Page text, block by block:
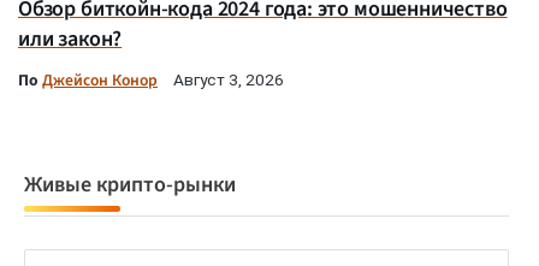
Обзор биткойн-кода 2024 года: это мошенничество
или закон?
По Джейсон Конор Август 3, 2026
Живые крипто-рынки